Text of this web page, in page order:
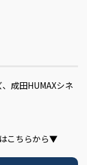
成田HUMAXシネ
こちらから▼